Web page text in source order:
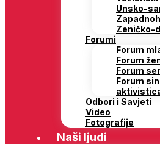
Unsko-
Zeničko-
Forumi
Forum
Forum
Forum
Forum
Odbori i Savjeti
Video
Fotografije
Naši ljudi